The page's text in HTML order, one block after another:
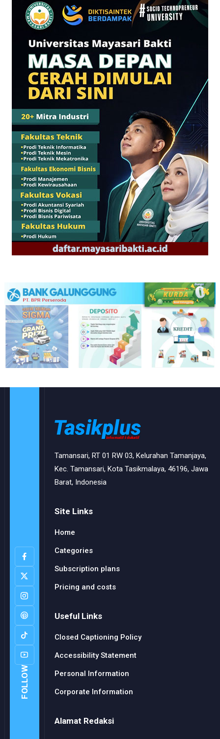
FOLLOW
Tamansari, RT 01 RW 03, Kelurahan Tamanjaya,
Kec. Tamansari, Kota Tasikmalaya, 46196, Jawa
Barat, Indonesia
Site Links
Home
Categories
Subscription plans
Pricing and costs
Useful Links
Closed Captioning Policy
Accessibility Statement
Personal Information
Corporate Information
Alamat Redaksi